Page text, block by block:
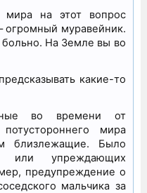
мира на этот вопрос
огромный муравейник.
На Земле вы во
какие-то
во времени от
мира
близлежащие. Было
или упреждающих
предупреждение о
мальчика за